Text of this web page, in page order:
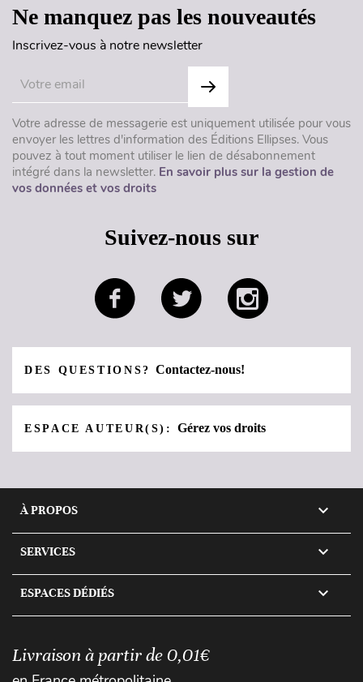
Ne manquez pas les nouveautés
Inscrivez-vous à notre newsletter
Votre adresse de messagerie est uniquement utilisée pour vous
envoyer les lettres d'information des Éditions Ellipses. Vous
pouvez à tout moment utiliser le lien de désabonnement
intégré dans la newsletter. En savoir plus sur la gestion de
vos données et vos droits
Suivez-nous sur
DES QUESTIONS?Contactez-nous!
ESPACE AUTEUR(S):Gérez vos droits
À PROPOS 
SERVICES 
ESPACES DÉDIÉS 
Livraison à partir de 0,01€